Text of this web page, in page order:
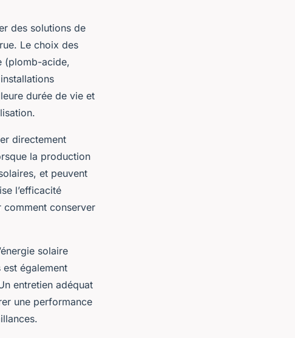
des solutions de
Le choix des
(plomb-acide,
durée de vie et
directement
la production
et peuvent
l’efficacité
comment conserver
solaire
également
entretien adéquat
une performance